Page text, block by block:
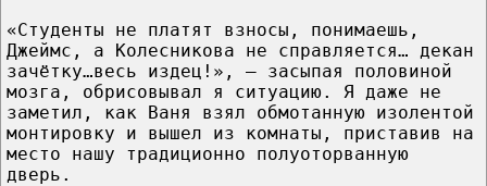
«Студенты не платят взносы, понимаешь,
Джеймс, а Колесникова не справляется… декан
зачётку…весь издец!», — засыпая половиной
мозга, обрисовывал я ситуацию. Я даже не
заметил, как Ваня взял обмотанную изолентой
монтировку и вышел из комнаты, приставив на
место нашу традиционно полуоторванную
дверь.